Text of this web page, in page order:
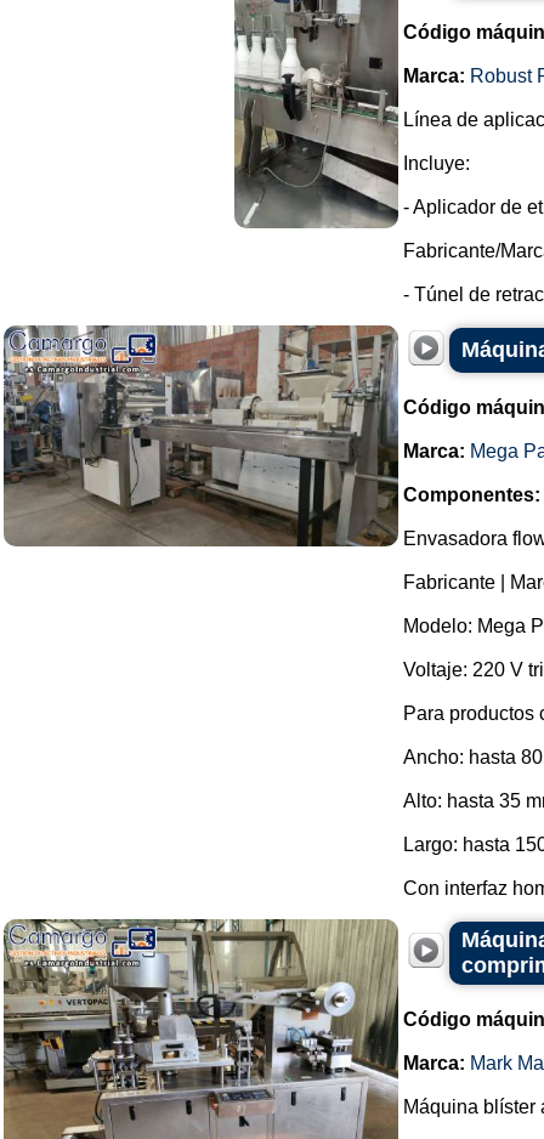
Código
Marca: Robust
Línea de
Incluye:
- Aplicador de
Fabricante/
- Túnel de
Código
Marca: Mega
Componentes:
Envasadora
Fabricante |
Modelo: Mega
Voltaje: 220 V
Para productos
Ancho: hasta
Alto: hasta 35
Largo: hasta
Con interfaz
Código
Marca: Mark
Máquina blíster